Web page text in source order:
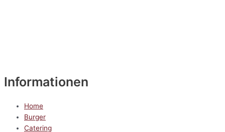
Informationen
Home
Burger
Catering